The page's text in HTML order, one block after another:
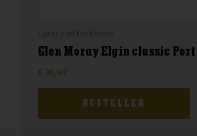
Glen Moray Elgin classic Port
€ 36,99
BESTELLEN